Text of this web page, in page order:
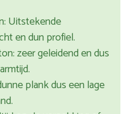
Uitstekende
en dun profiel.
zeer geleidend en dus
plank dus een lage